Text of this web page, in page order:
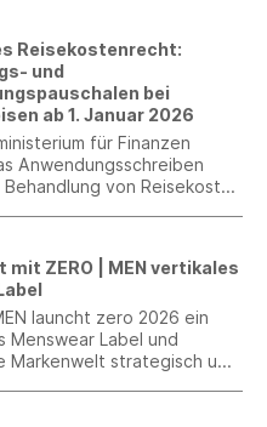
für bestimmte
Grenzwerte sowie
Nachfolgend geben
über die wesentlichen
Reisekostenrecht:
und
bei
ab 1. Januar 2026
für Finanzen
Anwendungsschreiben
von Reisekosten
ab 1. Januar 2026“
ZERO | MEN vertikales
launcht zero 2026 ein
Menswear Label und
Markenwelt strategisch um